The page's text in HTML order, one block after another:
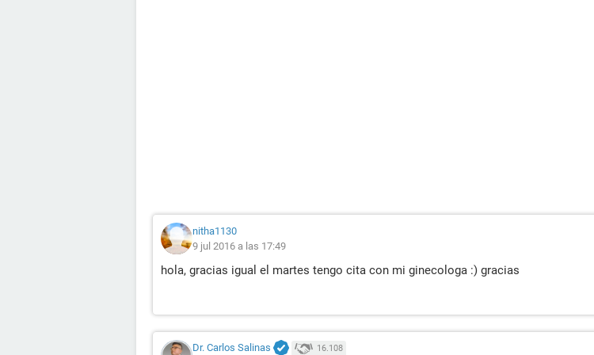
nitha1130
9 jul 2016 a las 17:49
hola, gracias igual el martes tengo cita con mi ginecologa :) gracias
Dr. Carlos Salinas 16.108